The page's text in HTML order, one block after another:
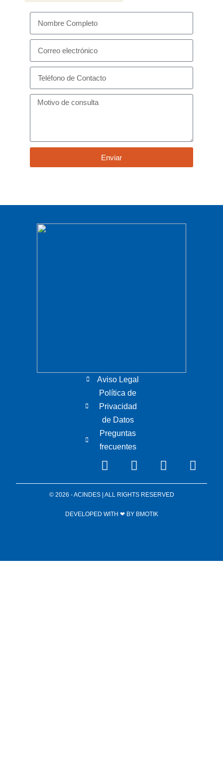
Enviar
Aviso Legal
Política de
Privacidad
de Datos
Preguntas
frecuentes
© 2026 - ACINDES | ALL RIGHTS RESERVED
DEVELOPED WITH ❤ BY BMOTIK